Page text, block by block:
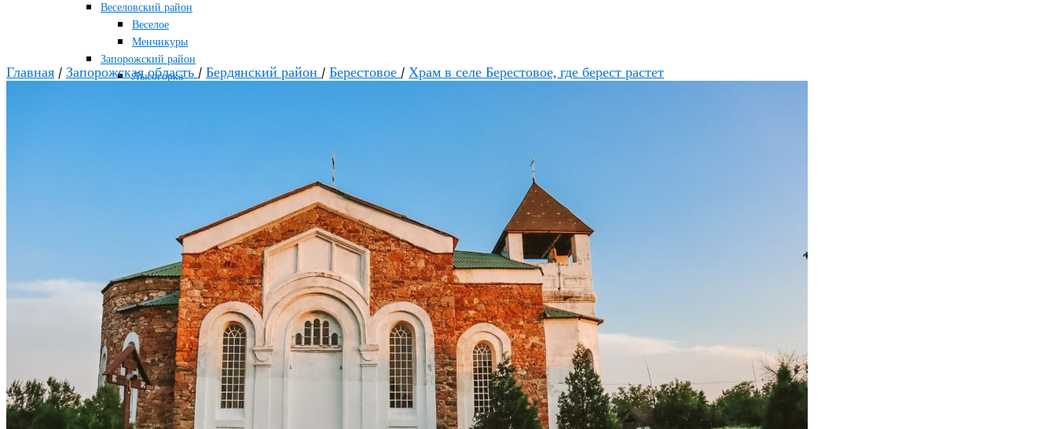
Веселовский район
Веселое
Менчикуры
Запорожский район
Лысогорка
Мелитополь
Мордвиновка
Новопилиповка
Орлово
Светлодолинское
Спасское
Старобогдановка
Терпенье
Тихоновка
Михайловский район
Братское
Зразковое
Главная / Запорожская область / Бердянский район / Берестовое / Храм в селе Берестовое, где берест растет